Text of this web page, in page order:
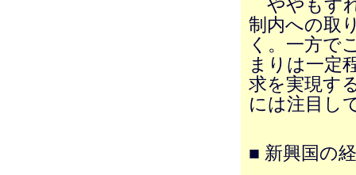
ややもす
制内への取
く。一方で
まりは一定
求を実現す
には注目し
■ 新興国の